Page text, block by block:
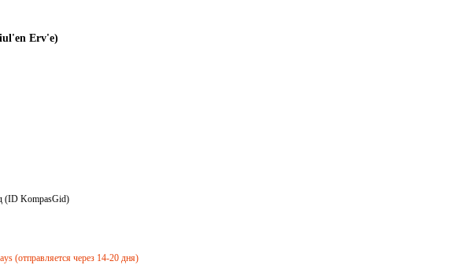
Erv'e)
(ID KompasGid)
(отправляется через 14-20 дня)